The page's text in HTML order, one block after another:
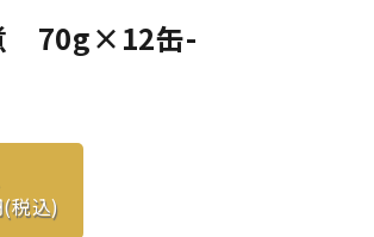
70g×12缶-
税込)